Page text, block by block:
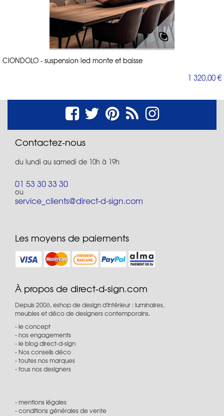
CIONDOLO - suspension led monte et baisse
1 320,00 €
Contactez-nous
du lundi au samedi de 10h à 19h
01 53 30 33 30
ou
service_clients@direct-d-sign.com
Les moyens de paiements
À propos de direct-d-sign.com
Depuis 2006, eshop de design d'intérieur : luminaires,
meubles et déco de designers contemporains.
le concept
nos engagements
le blog direct-d-sign
Nos conseils déco
toutes nos marques
tous nos designers
mentions légales
conditions générales de vente